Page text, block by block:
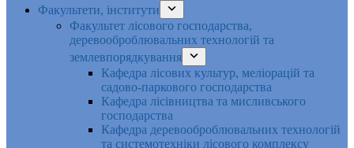
Факультети, інститути
Факультет лісового господарства,
деревооброблювальних технологій та
землевпорядкування
Кафедра лісових культур, меліорацій та
садово-паркового господарства
Кафедра лісівництва та мисливського
господарства
Кафедра деревооброблювальних технологій
та системотехніки лісового комплексу